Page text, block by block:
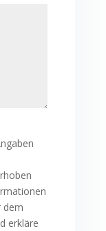
dem
erkläre